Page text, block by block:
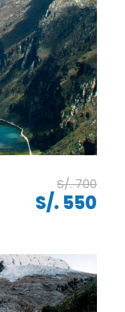
S/. 700
S/. 550